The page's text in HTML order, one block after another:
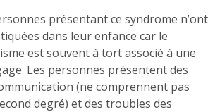
présentant ce syndrome n’ont
dans leur enfance car le
est souvent à tort associé à une
Les personnes présentent des
(ne comprennent pas
degré) et des troubles des